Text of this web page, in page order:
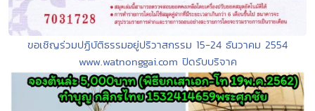
ขอเชิญร่วมปฏิบัติธรรมอยู่ปริวาสกรรม 15-24 ธันวาคม 2554
www.watnonggai.com ปิดรับบริจาค